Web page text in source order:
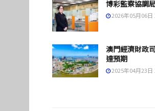
博彩監察協調
2026年05月06日
澳門經濟財政
達預期
2025年04月23日